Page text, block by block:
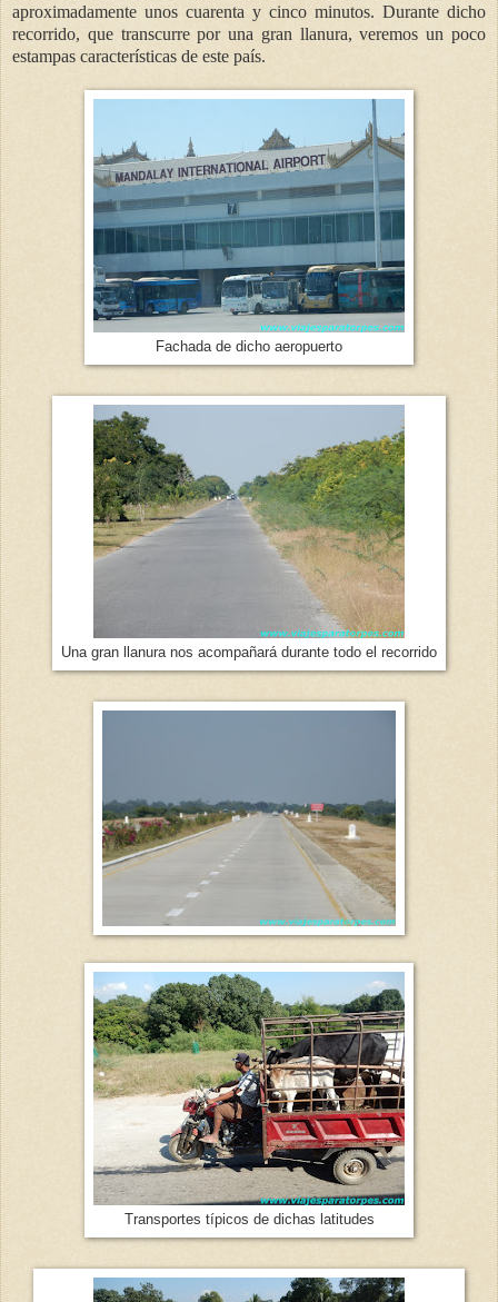
aproximadamente unos cuarenta y cinco minutos. Durante dicho
recorrido, que transcurre por una gran llanura, veremos un poco
estampas características de este país.
Fachada de dicho aeropuerto
Una gran llanura nos acompañará durante todo el recorrido
Transportes típicos de dichas latitudes